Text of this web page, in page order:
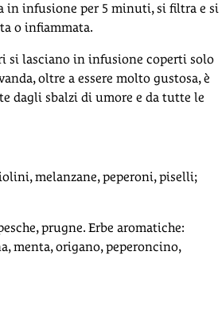
in infusione per 5 minuti, si filtra e si
o infiammata.
si lasciano in infusione coperti solo
oltre a essere molto gustosa, è
dagli sbalzi di umore e da tutte le
melanzane, peperoni, piselli;
prugne. Erbe aromatiche:
menta, origano, peperoncino,